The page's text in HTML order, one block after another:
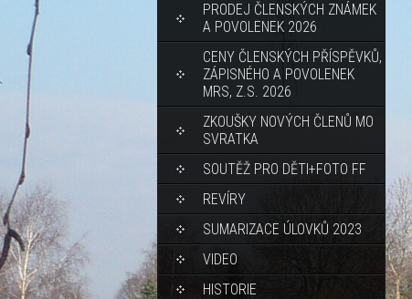
PRODEJ ČLENSKÝCH ZNÁMEK
A POVOLENEK 2026
CENY ČLENSKÝCH PŘÍSPĚVKŮ,
ZÁPISNÉHO A POVOLENEK
MRS, Z.S. 2026
ZKOUŠKY NOVÝCH ČLENŮ MO
SVRATKA
SOUTĚŽ PRO DĚTI+FOTO FF
REVÍRY
SUMARIZACE ÚLOVKŮ 2023
VIDEO
HISTORIE